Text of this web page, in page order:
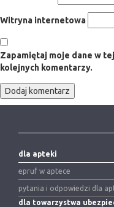
Witryna internetowa
Zapamiętaj moje dane w
kolejnych komentarzy.
dla apteki
epruf w aptece
pytania i odpowiedzi dla
dla towarzystwa